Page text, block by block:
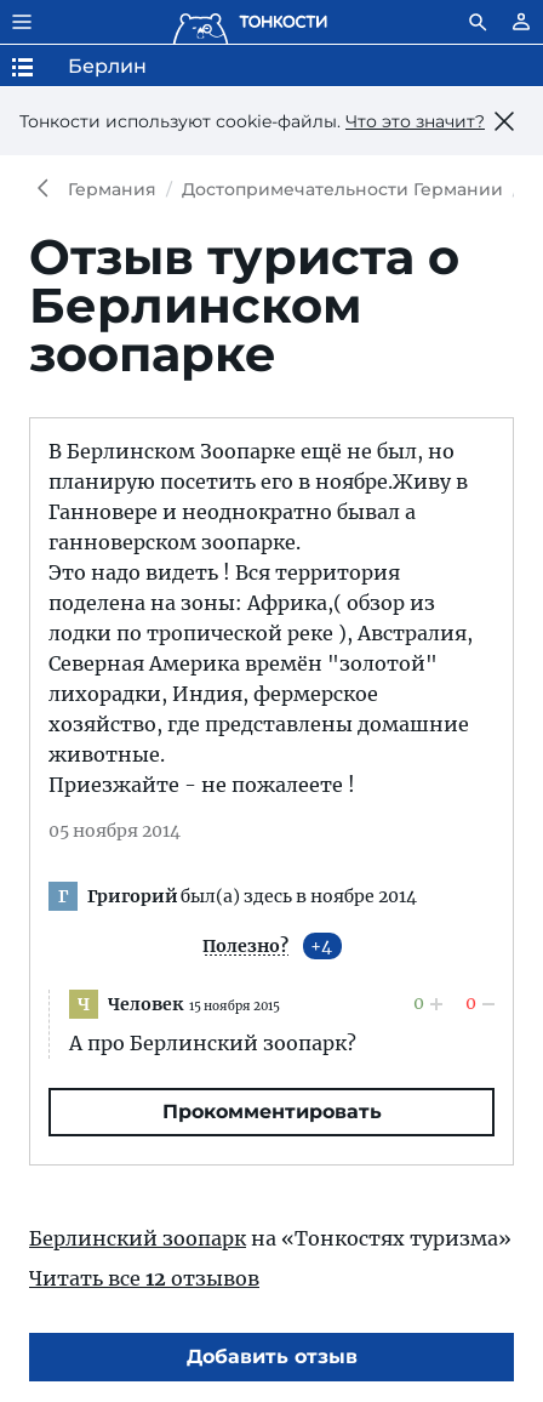
Тонкости используют сookie-файлы. Что это значит?
Берлин
Германия Достопримечательности Германии
Отзыв туриста о
Берлинском
зоопарке
В Берлинском Зоопарке ещё не был, но
планирую посетить его в ноябре.Живу в
Ганновере и неоднократно бывал а
ганноверском зоопарке.
Это надо видеть ! Вся территория
поделена на зоны: Африка,( обзор из
лодки по тропической реке ), Австралия,
Северная Америка времён "золотой"
лихорадки, Индия, фермерское
хозяйство, где представлены домашние
животные.
Приезжайте - не пожалеете !
05 ноября 2014
Г Григорийбыл(а) здесь в ноябре 2014
Полезно? 4
Ч Человек 15 ноября 2015 0 0
А про Берлинский зоопарк?
Прокомментировать
Берлинский зоопаркна «Тонкостях туризма»
Читать все 12 отзывов
Добавить отзыв